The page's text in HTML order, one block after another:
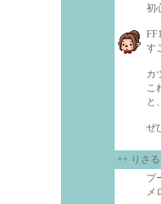
初
す
カ
こ
と
ぜ
++ りさ
プ
メ